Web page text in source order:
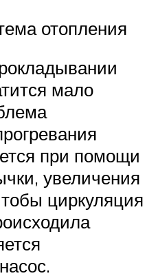
отопления
мало
при помощи
увеличения
циркуляция